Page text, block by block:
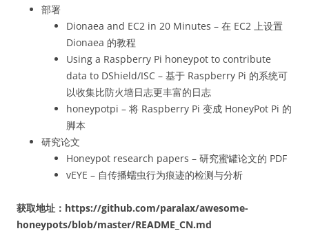
部署
Dionaea and EC2 in 20 Minutes – 在 EC2 上设置
Dionaea 的教程
Using a Raspberry Pi honeypot to contribute
data to DShield/ISC – 基于 Raspberry Pi 的系统可
以收集比防火墙日志更丰富的日志
honeypotpi – 将 Raspberry Pi 变成 HoneyPot Pi 的
脚本
研究论文
Honeypot research papers – 研究蜜罐论文的 PDF
vEYE – 自传播蠕虫行为痕迹的检测与分析
获取地址：https://github.com/paralax/awesome-
honeypots/blob/master/README_CN.md